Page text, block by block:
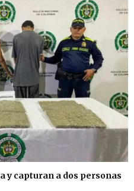
y capturan a dos personas